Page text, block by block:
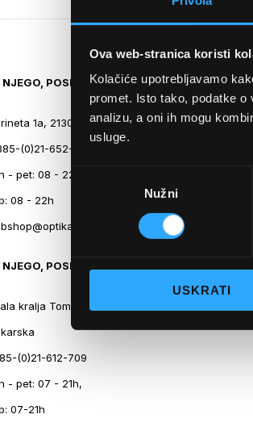
Ova web-stranica koristi
Kolačiće upotrebljavamo
promet. Isto tako, podatke
analizu, a oni ih mogu
usluge.
Odabir
Nužni
USKRATI
POSLOVNICA 1
1a, 21300 Makarska
(0)21-652-102
- pet: 08 - 22h,
08 - 22h
POSLOVNICA 2
kralja Tomislava 14, 21300
(0)21-612-709
- pet: 07 - 21h,
07-21h
SITEMAP
O nama
Optika